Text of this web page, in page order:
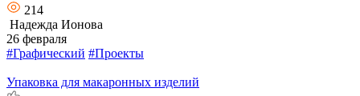
214
Надежда Ионова
26 февраля
#Графический #Проекты
Упаковка для макаронных изделий